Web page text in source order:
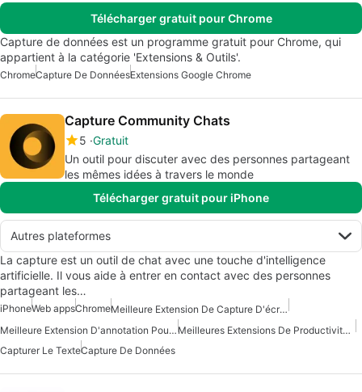
Télécharger gratuit pour Chrome
Capture de données est un programme gratuit pour Chrome, qui
appartient à la catégorie 'Extensions & Outils'.
ChromeCapture De DonnéesExtensions Google Chrome
Capture Community Chats
5 Gratuit
Un outil pour discuter avec des personnes partageant
les mêmes idées à travers le monde
Télécharger gratuit pour iPhone
Autres plateformes
La capture est un outil de chat avec une touche d'intelligence
artificielle. Il vous aide à entrer en contact avec des personnes
partageant les…
iPhoneWeb appsChrome
Meilleure Extension De Capture D'écran Pour Chrome
Meilleure Extension D'annotation Pour Chrome
Meilleures Extensions De Productivité Pour Chrome
Capturer Le TexteCapture De Données